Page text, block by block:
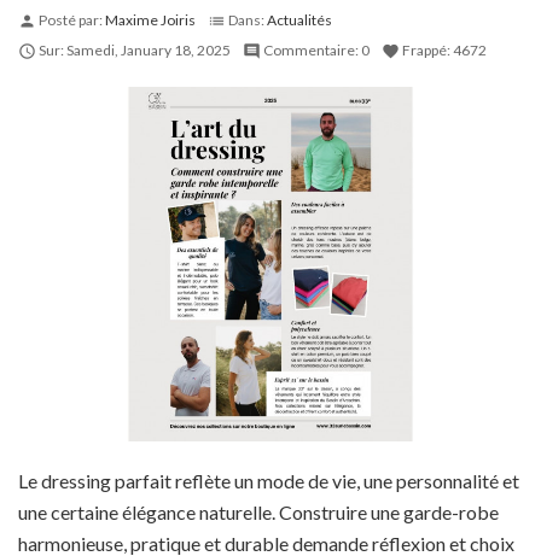
person Posté par: Maxime Joiris list Dans: Actualités
 Sur: Samedi, January 18, 2025 comment Commentaire: 0 favorite Frappé: 4672
Le dressing parfait reflète un mode de vie, une personnalité et
une certaine élégance naturelle. Construire une garde-robe
harmonieuse, pratique et durable demande réflexion et choix